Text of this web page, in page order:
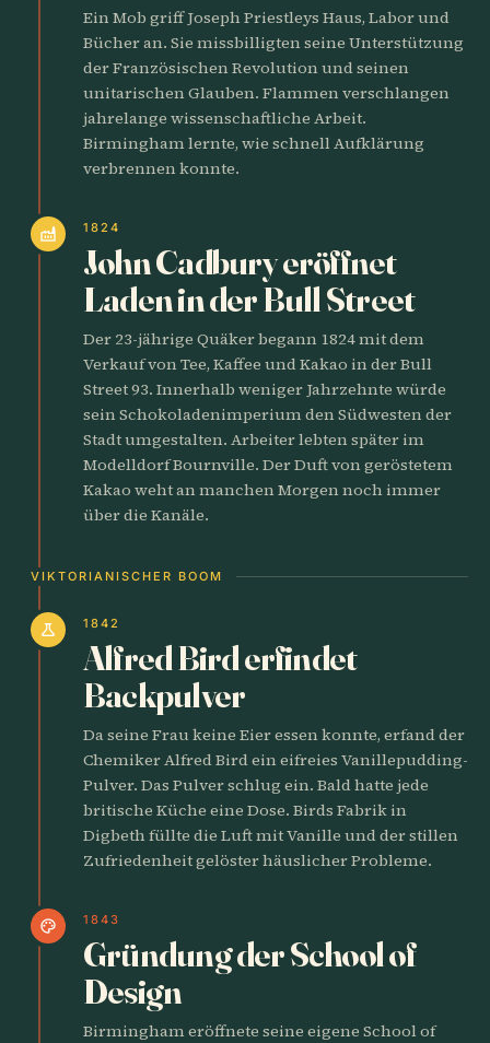
Ein Mob griff Joseph Priestleys Haus, Labor und
Bücher an. Sie missbilligten seine Unterstützung
der Französischen Revolution und seinen
unitarischen Glauben. Flammen verschlangen
jahrelange wissenschaftliche Arbeit.
Birmingham lernte, wie schnell Aufklärung
verbrennen konnte.
factory 1824
John Cadbury eröffnet
Laden in der Bull Street
Der 23-jährige Quäker begann 1824 mit dem
Verkauf von Tee, Kaffee und Kakao in der Bull
Street 93. Innerhalb weniger Jahrzehnte würde
sein Schokoladenimperium den Südwesten der
Stadt umgestalten. Arbeiter lebten später im
Modelldorf Bournville. Der Duft von geröstetem
Kakao weht an manchen Morgen noch immer
über die Kanäle.
VIKTORIANISCHER BOOM
science 1842
Alfred Bird erfindet
Backpulver
Da seine Frau keine Eier essen konnte, erfand der
Chemiker Alfred Bird ein eifreies Vanillepudding-
Pulver. Das Pulver schlug ein. Bald hatte jede
britische Küche eine Dose. Birds Fabrik in
Digbeth füllte die Luft mit Vanille und der stillen
Zufriedenheit gelöster häuslicher Probleme.
palette 1843
Gründung der School of
Design
Birmingham eröffnete seine eigene School of